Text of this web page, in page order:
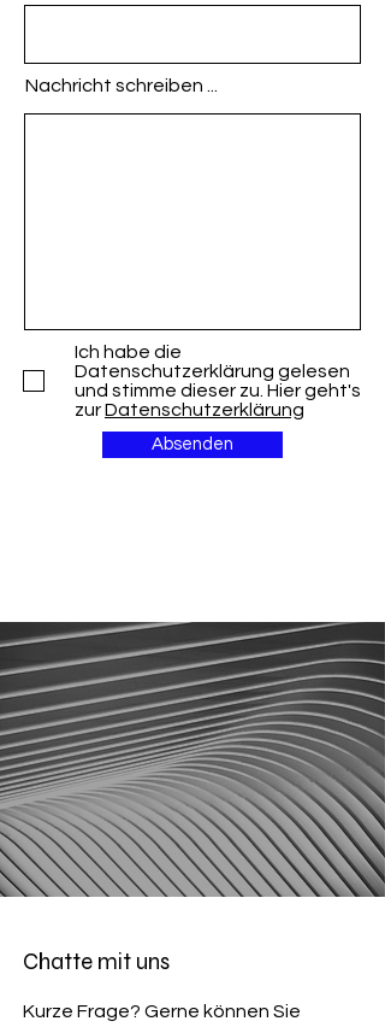
Nachricht schreiben ...
Ich habe die
Datenschutzerklärung gelesen
und stimme dieser zu. Hier geht's
zurDatenschutzerklärung
Absenden
Chatte mit uns
Kurze Frage? Gerne können Sie